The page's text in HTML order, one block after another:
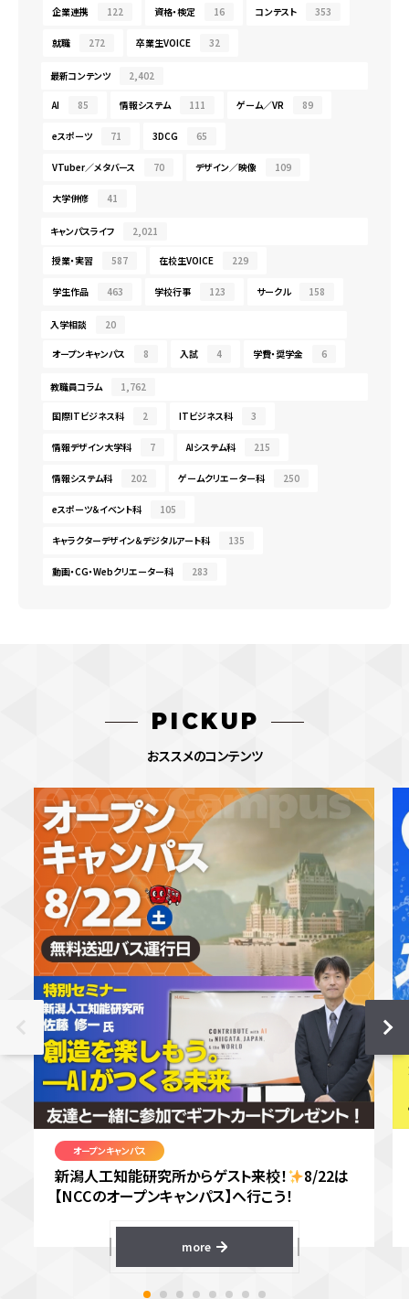
企業連携 122 資格・検定 16 コンテスト 353
就職 272 卒業生VOICE 32
最新コンテンツ 2,402
AI 85 情報システム 111 ゲーム／VR 89
eスポーツ 71 3DCG 65
VTuber／メタバース 70 デザイン／映像 109
大学併修 41
キャンパスライフ 2,021
授業・実習 587 在校生VOICE 229
学生作品 463 学校行事 123 サークル 158
入学相談 20
オープンキャンパス 8 入試 4 学費・奨学金 6
教職員コラム 1,762
国際ITビジネス科 2 ITビジネス科 3
情報デザイン大学科 7 AIシステム科 215
情報システム科 202 ゲームクリエーター科 250
eスポーツ＆イベント科 105
キャラクターデザイン＆デジタルアート科 135
動画・CG・Webクリエーター科 283
PICKUP
おススメのコンテンツ
オープンキャンパス
新潟人工知能研究所からゲスト来校！
8/22は
【NCCのオープンキャンパス】へ行こう！
more